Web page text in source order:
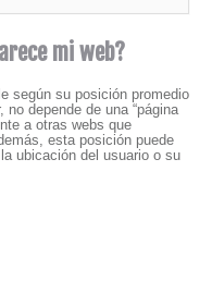
mi web?
según su posición promedio
depende de una “página
a otras webs que
esta posición puede
ubicación del usuario o su